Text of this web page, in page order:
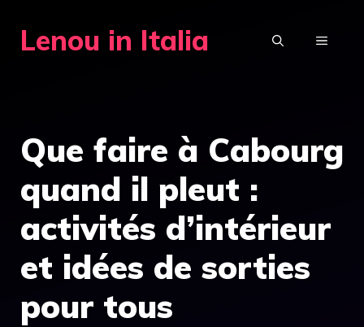
Lenou in Italia MENU
Que faire à Cabourg
quand il pleut :
activités d’intérieur
et idées de sorties
pour tous